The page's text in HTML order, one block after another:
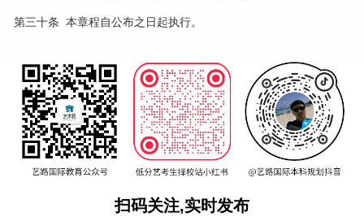
第三十条 本章程自公布之日起执行。
扫码关注,实时发布